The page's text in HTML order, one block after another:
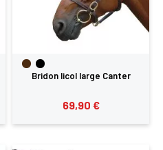
Bridon licol large Canter
69,90 €